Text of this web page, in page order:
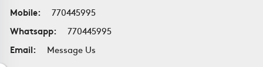
Mobile:
770445995
Whatsapp:
770445995
Email:
Message Us